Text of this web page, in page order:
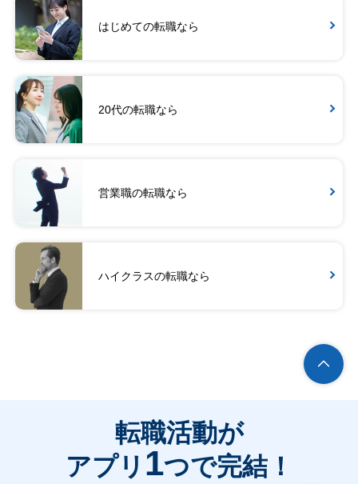
はじめての転職なら
20代の転職なら
営業職の転職なら
ハイクラスの転職なら
転職活動が
アプリ 1つで完結！